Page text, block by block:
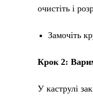
очистіть і
Замочіть
Крок 2:
У каструлі